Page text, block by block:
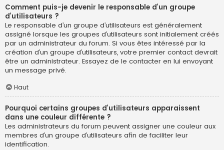
Comment puis-je devenir le responsable d’un groupe
d’utilisateurs ?
Le responsable d’un groupe d’utilisateurs est généralement
assigné lorsque les groupes d’utilisateurs sont initialement créés
par un administrateur du forum. Si vous êtes intéressé par la
création d’un groupe d’utilisateurs, votre premier contact devrait
être un administrateur. Essayez de le contacter en lui envoyant
un message privé.
Haut
Pourquoi certains groupes d’utilisateurs apparaissent
dans une couleur différente ?
Les administrateurs du forum peuvent assigner une couleur aux
membres d’un groupe d’utilisateurs afin de faciliter leur
identification.